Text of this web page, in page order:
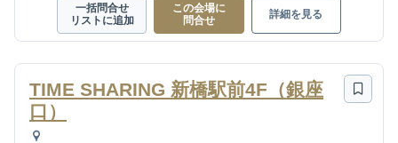
一括問合せ
リストに追加
この会場に
問合せ
詳細を見る
TIME SHARING 新橋駅前4F（銀座
口）